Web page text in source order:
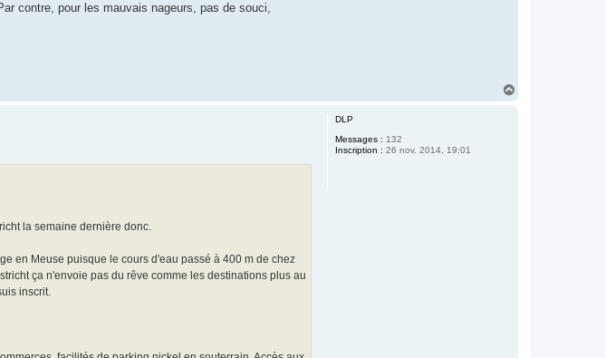
contre, pour les mauvais nageurs, pas de souci,
DLP
Messages : 132
Inscription : 26 nov. 2014, 19:01
la semaine dernière donc.
en Meuse puisque le cours d'eau passé à 400 m de chez
ça n'envoie pas du rêve comme les destinations plus au
inscrit.